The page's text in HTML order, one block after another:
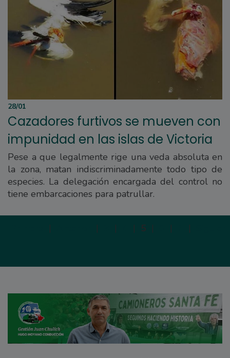
28/01
Cazadores furtivos se mueven con
impunidad en las islas de Victoria
Pese a que legalmente rige una veda absoluta en
la zona, matan indiscriminadamente todo tipo de
especies. La delegación encargada del control no
tiene embarcaciones para patrullar.
| | | | 5 | | |